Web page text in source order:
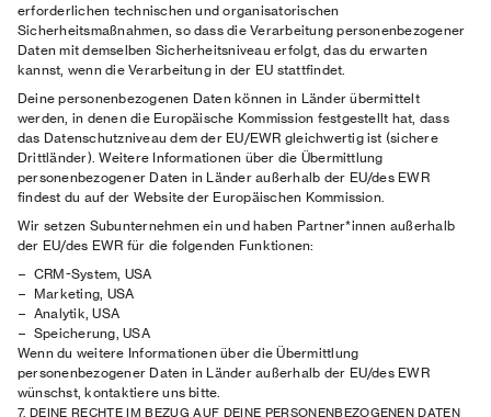
erforderlichen technischen und organisatorischen
Sicherheitsmaßnahmen, so dass die Verarbeitung personenbezogener
Daten mit demselben Sicherheitsniveau erfolgt, das du erwarten
kannst, wenn die Verarbeitung in der EU stattfindet.
Deine personenbezogenen Daten können in Länder übermittelt
werden, in denen die Europäische Kommission festgestellt hat, dass
das Datenschutzniveau dem der EU/EWR gleichwertig ist (sichere
Drittländer). Weitere Informationen über die Übermittlung
personenbezogener Daten in Länder außerhalb der EU/des EWR
findest du auf der Website der Europäischen Kommission.
Wir setzen Subunternehmen ein und haben Partner*innen außerhalb
der EU/des EWR für die folgenden Funktionen:
CRM-System, USA
Marketing, USA
Analytik, USA
Speicherung, USA
Wenn du weitere Informationen über die Übermittlung
personenbezogener Daten in Länder außerhalb der EU/des EWR
wünschst, kontaktiere uns bitte.
7. DEINE RECHTE IM BEZUG AUF DEINE PERSONENBEZOGENEN DATEN